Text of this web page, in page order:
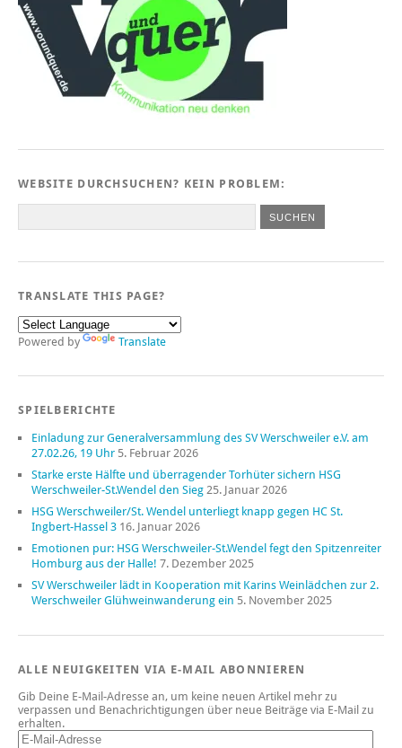
WEBSITE DURCHSUCHEN? KEIN PROBLEM:
TRANSLATE THIS PAGE?
Powered by Translate
SPIELBERICHTE
Einladung zur Generalversammlung des SV Werschweiler e.V. am
27.02.26, 19 Uhr 5. Februar 2026
Starke erste Hälfte und überragender Torhüter sichern HSG
Werschweiler-St.Wendel den Sieg 25. Januar 2026
HSG Werschweiler/St. Wendel unterliegt knapp gegen HC St.
Ingbert-Hassel 3 16. Januar 2026
Emotionen pur: HSG Werschweiler-St.Wendel fegt den Spitzenreiter
Homburg aus der Halle! 7. Dezember 2025
SV Werschweiler lädt in Kooperation mit Karins Weinlädchen zur 2.
Werschweiler Glühweinwanderung ein 5. November 2025
ALLE NEUIGKEITEN VIA E-MAIL ABONNIEREN
Gib Deine E-Mail-Adresse an, um keine neuen Artikel mehr zu
verpassen und Benachrichtigungen über neue Beiträge via E-Mail zu
erhalten.